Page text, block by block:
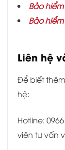
Bảo
Bảo
Liên hệ
Để biết
hệ:
Hotline:
viên tư vấn